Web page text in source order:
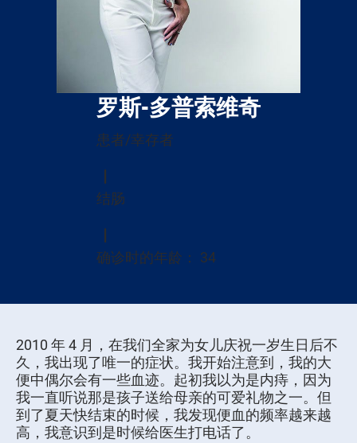
罗斯-多普索维奇
患者/幸存者
结肠
确诊时的年龄： 34
2010 年 4 月，在我们全家为女儿庆祝一岁生日后不
久，我出现了唯一的症状。我开始注意到，我的大
便中偶尔会有一些血迹。起初我以为是内痔，因为
我一直听说那是孩子送给母亲的可爱礼物之一。但
到了夏天快结束的时候，我发现便血的频率越来越
高，我意识到是时候给医生打电话了。